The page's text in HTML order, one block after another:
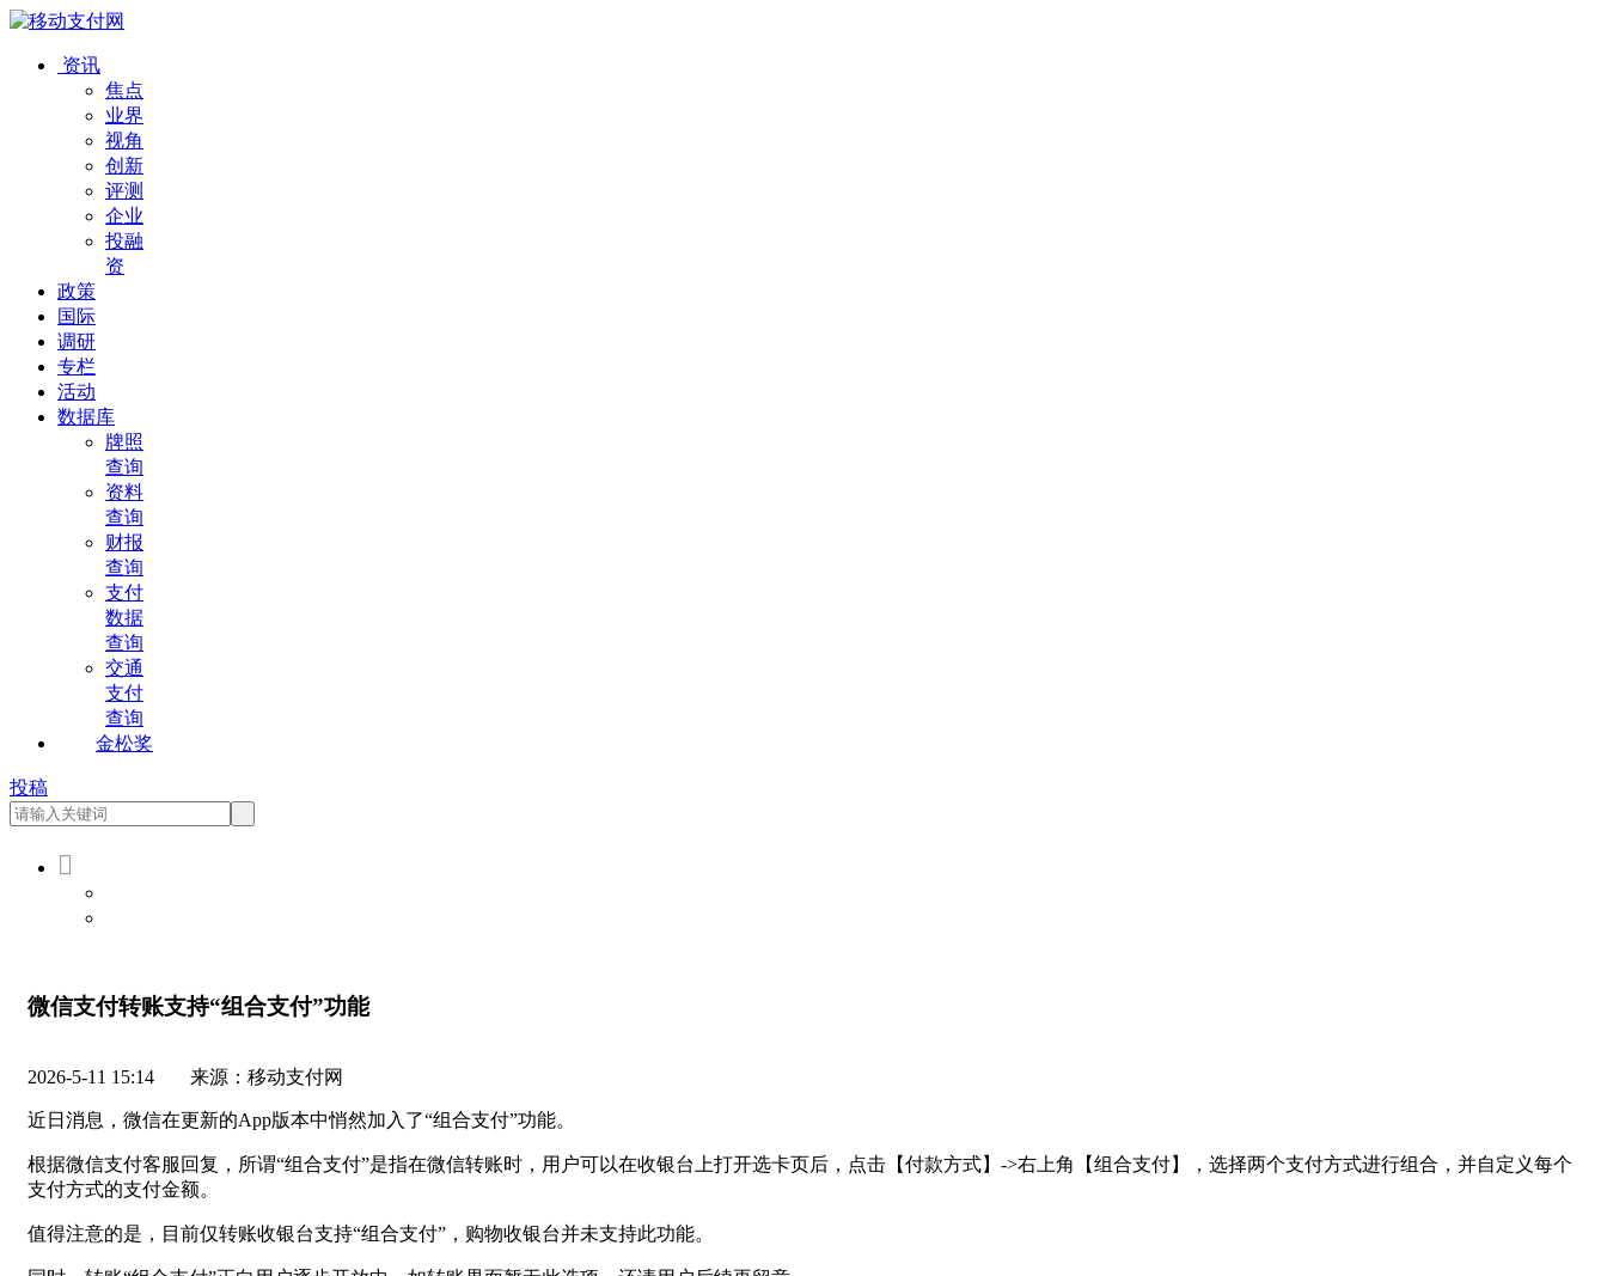
资讯
焦点
业界
视角
创新
评测
企业
投融
资
政策
国际
调研
专栏
活动
数据库
牌照
查询
资料
查询
财报
查询
支付
数据
查询
交通
支付
查询
金松奖
投稿

微信支付转账支持“组合支付”功能
2026-5-11 15:14 来源：移动支付网
近日消息，微信在更新的App版本中悄然加入了“组合支付”功能。
根据微信支付客服回复，所谓“组合支付”是指在微信转账时，用户可以在收银台上打开选卡页后，点击【付款方式】->右上角【组合支付】，选择两个支付方式进行组合，并自定义每个
支付方式的支付金额。
值得注意的是，目前仅转账收银台支持“组合支付”，购物收银台并未支持此功能。